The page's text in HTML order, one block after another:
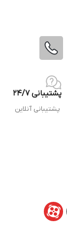
پشتیبانی 24/7
پشتیبانی آنلاین